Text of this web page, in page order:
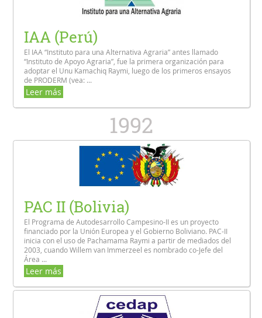
IAA (Perú)
El IAA “Instituto para una Alternativa Agraria” antes llamado
“Instituto de Apoyo Agraria”, fue la primera organización para
adoptar el Unu Kamachiq Raymi, luego de los primeros ensayos
de PRODERM (vea: ...
Leer más
1992
PAC II (Bolivia)
El Programa de Autodesarrollo Campesino-II es un proyecto
financiado por la Unión Europea y el Gobierno Boliviano. PAC-II
inicia con el uso de Pachamama Raymi a partir de mediados del
2003, cuando Willem van Immerzeel es nombrado co-Jefe del
Área ...
Leer más